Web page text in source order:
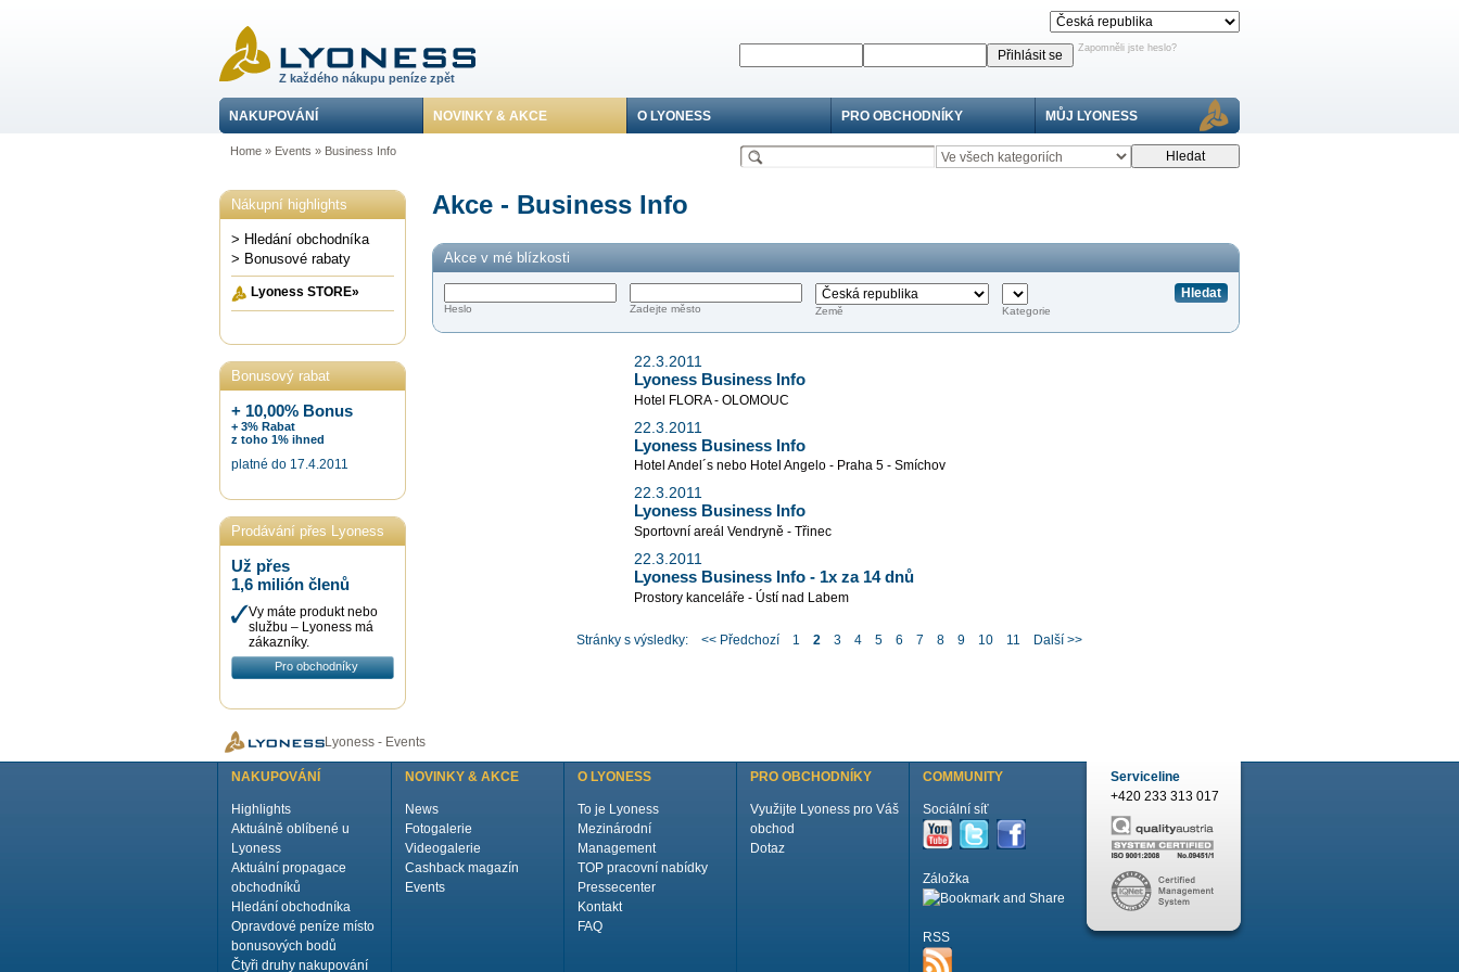
Z každého nákupu peníze zpět
Zapomněli jste heslo?
NAKUPOVÁNÍ NOVINKY & AKCE O LYONESS PRO OBCHODNÍKY MŮJ LYONESS
Home» Events » Business Info
Nákupní highlights
> Hledání obchodníka
> Bonusové rabaty
Lyoness STORE»
Bonusový rabat
+ 10,00% Bonus
+ 3% Rabat
z toho 1% ihned
platné do 17.4.2011
Prodávání přes Lyoness
Už přes
1,6 milión členů
Vy máte produkt nebo
službu – Lyoness má
zákazníky.
Pro obchodníky
Akce - Business Info
Akce v mé blízkosti
Heslo Zadejte město Země Kategorie
22.3.2011
Lyoness Business Info
Hotel FLORA - OLOMOUC
22.3.2011
Lyoness Business Info
Hotel Andel´s nebo Hotel Angelo - Praha 5 - Smíchov
22.3.2011
Lyoness Business Info
Sportovní areál Vendryně - Třinec
22.3.2011
Lyoness Business Info - 1x za 14 dnů
Prostory kanceláře - Ústí nad Labem
Stránky s výsledky: << Předchozí 1 2 3 4 5 6 7 8 9 10 11 Další >>
Lyoness - Events
NAKUPOVÁNÍ
Highlights
Aktuálně oblíbené u
Lyoness
Aktuální propagace
obchodníků
Hledání obchodníka
Opravdové peníze místo
bonusových bodů
Čtyři druhy nakupování
NOVINKY & AKCE
News
Fotogalerie
Videogalerie
Cashback magazín
Events
O LYONESS
To je Lyoness
Mezinárodní
Management
TOP pracovní nabídky
Pressecenter
Kontakt
FAQ
PRO OBCHODNÍKY
Využijte Lyoness pro Váš
obchod
Dotaz
COMMUNITY
Sociální síť
Záložka
RSS
Serviceline
+420 233 313 017